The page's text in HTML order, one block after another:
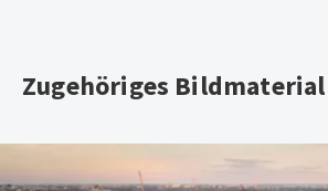
Zugehöriges Bildmaterial